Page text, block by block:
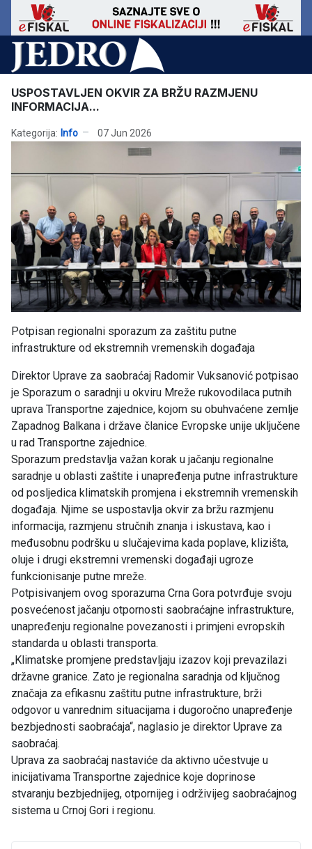
USPOSTAVLJEN OKVIR ZA BRŽU RAZMJENU
INFORMACIJA...
Kategorija: Info 07 Jun 2026
Potpisan regionalni sporazum za zaštitu putne
infrastrukture od ekstremnih vremenskih događaja
Direktor Uprave za saobraćaj Radomir Vuksanović potpisao
je Sporazum o saradnji u okviru Mreže rukovodilaca putnih
uprava Transportne zajednice, kojom su obuhvaćene zemlje
Zapadnog Balkana i države članice Evropske unije uključene
u rad Transportne zajednice.
Sporazum predstavlja važan korak u jačanju regionalne
saradnje u oblasti zaštite i unapređenja putne infrastrukture
od posljedica klimatskih promjena i ekstremnih vremenskih
događaja. Njime se uspostavlja okvir za bržu razmjenu
informacija, razmjenu stručnih znanja i iskustava, kao i
međusobnu podršku u slučajevima kada poplave, klizišta,
oluje i drugi ekstremni vremenski događaji ugroze
funkcionisanje putne mreže.
Potpisivanjem ovog sporazuma Crna Gora potvrđuje svoju
posvećenost jačanju otpornosti saobraćajne infrastrukture,
unapređenju regionalne povezanosti i primjeni evropskih
standarda u oblasti transporta.
„Klimatske promjene predstavljaju izazov koji prevazilazi
državne granice. Zato je regionalna saradnja od ključnog
značaja za efikasnu zaštitu putne infrastrukture, brži
odgovor u vanrednim situacijama i dugoročno unapređenje
bezbjednosti saobraćaja“, naglasio je direktor Uprave za
saobraćaj.
Uprava za saobraćaj nastaviće da aktivno učestvuje u
inicijativama Transportne zajednice koje doprinose
stvaranju bezbjednijeg, otpornijeg i održivijeg saobraćajnog
sistema u Crnoj Gori i regionu.